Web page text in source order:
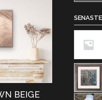
BEIGE